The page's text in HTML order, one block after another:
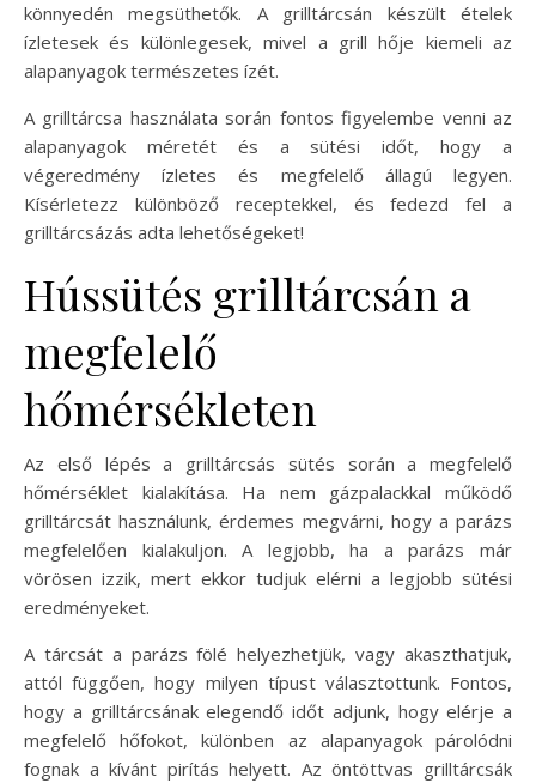
könnyedén megsüthetők. A grilltárcsán készült ételek
ízletesek és különlegesek, mivel a grill hője kiemeli az
alapanyagok természetes ízét.
A grilltárcsa használata során fontos figyelembe venni az
alapanyagok méretét és a sütési időt, hogy a
végeredmény ízletes és megfelelő állagú legyen.
Kísérletezz különböző receptekkel, és fedezd fel a
grilltárcsázás adta lehetőségeket!
Hússütés grilltárcsán a
megfelelő
hőmérsékleten
Az első lépés a grilltárcsás sütés során a megfelelő
hőmérséklet kialakítása. Ha nem gázpalackkal működő
grilltárcsát használunk, érdemes megvárni, hogy a parázs
megfelelően kialakuljon. A legjobb, ha a parázs már
vörösen izzik, mert ekkor tudjuk elérni a legjobb sütési
eredményeket.
A tárcsát a parázs fölé helyezhetjük, vagy akaszthatjuk,
attól függően, hogy milyen típust választottunk. Fontos,
hogy a grilltárcsának elegendő időt adjunk, hogy elérje a
megfelelő hőfokot, különben az alapanyagok párolódni
fognak a kívánt pirítás helyett. Az öntöttvas grilltárcsák